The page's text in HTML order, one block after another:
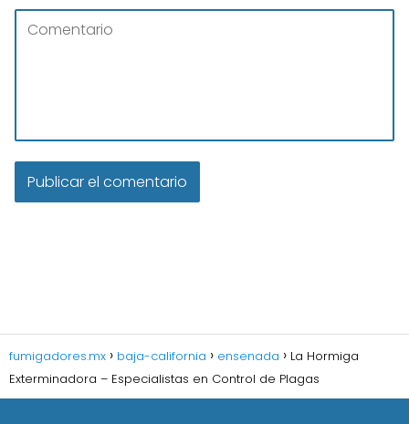
fumigadores.mx baja-california ensenada
La Hormiga
Exterminadora – Especialistas en Control de Plagas